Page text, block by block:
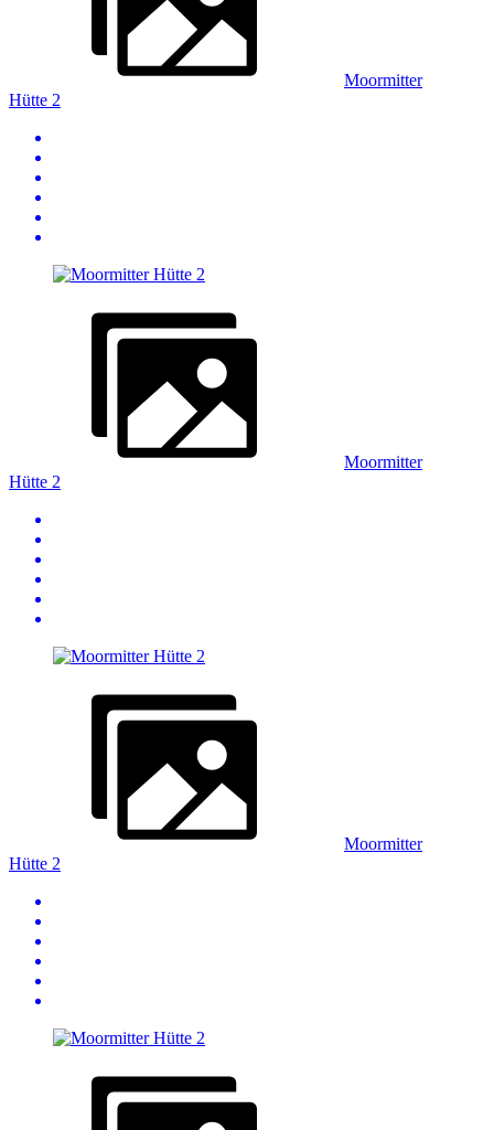
Moormitter
Hütte 2
Moormitter
Hütte 2
Moormitter
Hütte 2